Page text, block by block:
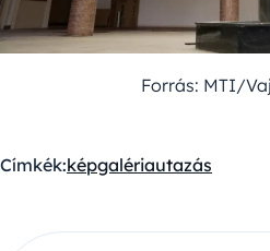
Forrás: MTI/
Címkék:képgalériautazás